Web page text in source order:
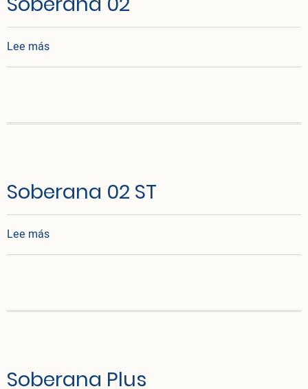
Lee mássobre Soberana 02
Soberana 02 ST
Lee mássobre Soberana 02 ST
Soberana Plus